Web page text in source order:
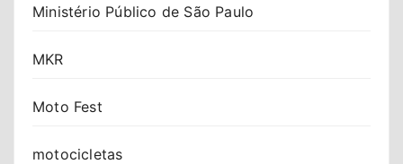
Ministério Público de São Paulo
MKR
Moto Fest
motocicletas